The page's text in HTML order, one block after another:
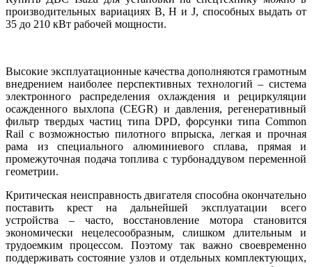
производительных вариациях B, H и J, способных выдать от
35 до 210 кВт рабочей мощности.
Высокие эксплуатационные качества дополняются грамотным
внедрением наиболее перспективных технологий – система
электронного распределения охлаждения и рециркуляции
осажденного выхлопа (CEGR) и давления, регенеративный
фильтр твердых частиц типа DPD, форсунки типа Common
Rail с возможностью пилотного впрыска, легкая и прочная
рама из специального алюминиевого сплава, прямая и
промежуточная подача топлива с турбонаддувом переменной
геометрии.
Критическая неисправность двигателя способна окончательно
поставить крест на дальнейшей эксплуатации всего
устройства – часто, восстановление мотора становится
экономически нецелесообразным, слишком длительным и
трудоемким процессом. Поэтому так важно своевременно
поддерживать состояние узлов и отдельных комплектующих,